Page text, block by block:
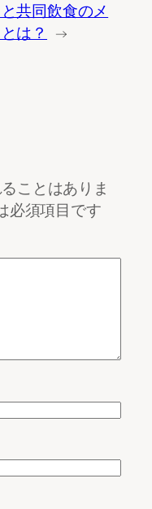
共同飲食のメ
は？
→
ことはありま
必須項目です